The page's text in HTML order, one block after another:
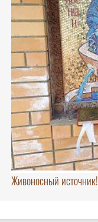
Живоносный источник!